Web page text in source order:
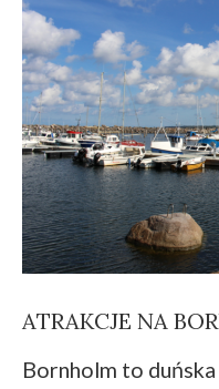
ATRAKCJE NA
Bornholm to